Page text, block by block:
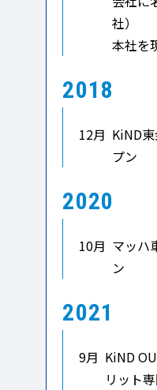
社）
本社を
2018
12月 KiND
プン
2020
10月 マッハ
ン
2021
9月 KiND
リット